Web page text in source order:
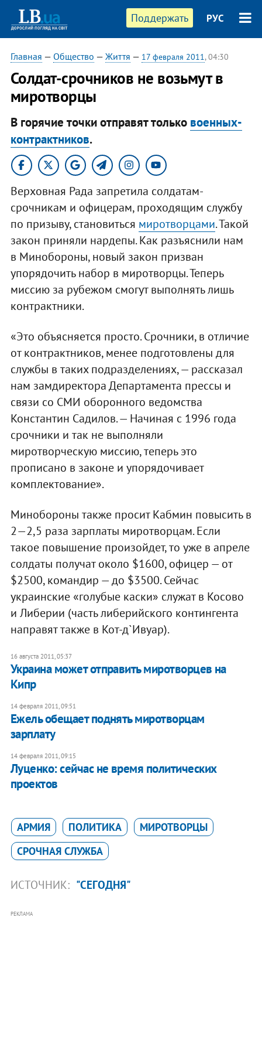
Поддержать РУС
Главная — Общество — Життя — 17 февраля 2011, 04:30
Солдат-срочников не возьмут в
миротворцы
В горячие точки отправят только военных-
контрактников.
Верховная Рада запретила солдатам-
срочникам и офицерам, проходящим службу
по призыву, становиться миротворцами. Такой
закон приняли нардепы. Как разъяснили нам
в Минобороны, новый закон призван
упорядочить набор в миротворцы. Теперь
миссию за рубежом смогут выполнять лишь
контрактники.
«Это объясняется просто. Срочники, в отличие
от контрактников, менее подготовлены для
службы в таких подразделениях, — рассказал
нам замдиректора Департамента прессы и
связи со СМИ оборонного ведомства
Константин Садилов. — Начиная с 1996 года
срочники и так не выполняли
миротворческую миссию, теперь это
прописано в законе и упорядочивает
комплектование».
Минобороны также просит Кабмин повысить в
2—2,5 раза зарплаты миротворцам. Если
такое повышение произойдет, то уже в апреле
солдаты получат около $1600, офицер — от
$2500, командир — до $3500. Сейчас
украинские «голубые каски» служат в Косово
и Либерии (часть либерийского контингента
направят также в Кот-д`Ивуар).
16 августа 2011, 05:37
Украина может отправить миротворцев на
Кипр
14 февраля 2011, 09:51
Ежель обещает поднять миротворцам
зарплату
14 февраля 2011, 09:15
Луценко: сейчас не время политических
проектов
АРМИЯ ПОЛИТИКА
МИРОТВОРЦЫ
СРОЧНАЯ СЛУЖБА
ИСТОЧНИК: "СЕГОДНЯ"
РЕКЛАМА